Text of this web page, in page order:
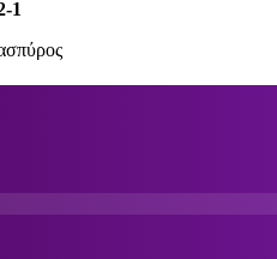
1